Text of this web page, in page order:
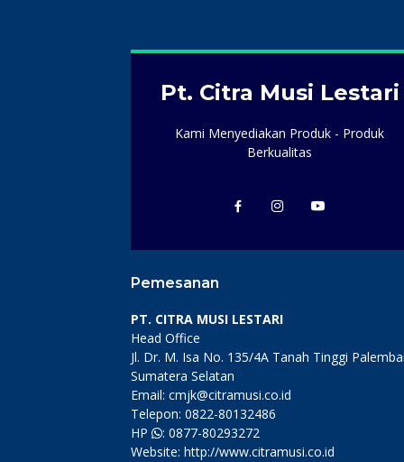
Pt. Citra Musi Lestari
Kami Menyediakan Produk - Produk
Berkualitas
Pemesanan
PT. CITRA MUSI LESTARI
Head Office
Jl. Dr. M. Isa No. 135/4A Tanah Tinggi
Sumatera Selatan
Email: cmjk@citramusi.co.id
Telepon: 0822-80132486
HP
: 0877-80293272
Website: http://www.citramusi.co.id